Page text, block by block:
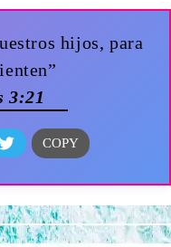
hijos, para
3:21